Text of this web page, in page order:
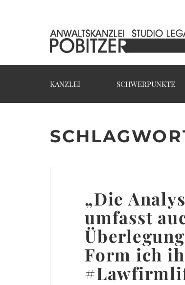
KANZLEI SCHWERPUNKTE
„Die
umfasst
Form ich